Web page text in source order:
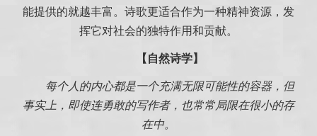
能提供的就越丰富。诗歌更适合作为一种精神资源，发
挥它对社会的独特作用和贡献。
【自然诗学】
每个人的内心都是一个充满无限可能性的容器，但
事实上，即使连勇敢的写作者，也常常局限在很小的存
在中。